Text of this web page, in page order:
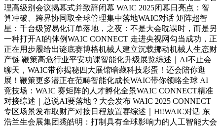
理高级别会议揭幕式并致辞闭幕 WAIC 2025闭幕日亮点：智
算冲破、跨界协同取全球管理集中落地WAIC对话 矩阵超智
星：千台级贸易化订单落地，之夜：不是大会耽误时，而是另
一种打开AI的体例WAIC CONNECT 走进央视网勾当成功，正
正在用步履给出谜底赛博格机械人建立沉载挪动机械人生态财
产链 鞭策高危行业平安功课智能化升级展览综述｜AI不止会
聊天，WAIC带你揭秘四大展馆暗藏科技彩蛋！还会陪你逛
展！鞭策更多潜正在范畴智能化成长WAIC带你领略全球 AI
竞技场：WAIC 赛矩阵的人才孵化全景WAIC CONNECT精准
对接综述｜总说AI要落地？大会发布 WAIC 2025 CONNECT
专区场景发布取财产对接日程放置赛综述｜Hi!WAIC对话 东
浩兰生会展集团裘皓明：打制具有全球影响力的人工智能大会